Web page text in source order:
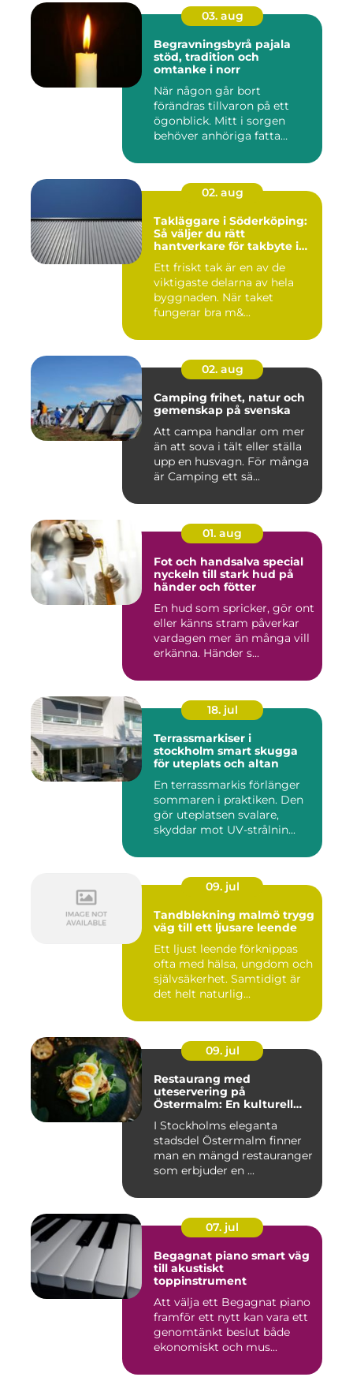
03. aug
Begravningsbyrå pajala
stöd, tradition och
omtanke i norr
När någon går bort
förändras tillvaron på ett
ögonblick. Mitt i sorgen
behöver anhöriga fatta
02. aug
Takläggare i Söderköping:
Så väljer du rätt
hantverkare för takbyte i
Ett friskt tak är en av de
viktigaste delarna av hela
byggnaden. När taket
fungerar bra m&...
02. aug
Camping frihet, natur och
gemenskap på svenska
Att campa handlar om mer
än att sova i tält eller ställa
upp en husvagn. För många
är Camping ett sä...
01. aug
Fot och handsalva special
nyckeln till stark hud på
händer och fötter
En hud som spricker, gör ont
eller känns stram påverkar
vardagen mer än många vill
erkänna. Händer s...
18. jul
Terrassmarkiser i
stockholm smart skugga
för uteplats och altan
En terrassmarkis förlänger
sommaren i praktiken. Den
gör uteplatsen svalare,
skyddar mot UV-strålnin...
09. jul
Tandblekning malmö trygg
väg till ett ljusare leende
Ett ljust leende förknippas
ofta med hälsa, ungdom och
självsäkerhet. Samtidigt är
det helt naturlig...
09. jul
Restaurang med
uteservering på
Östermalm: En kulturell
I Stockholms eleganta
stadsdel Östermalm finner
man en mängd restauranger
som erbjuder en ...
07. jul
Begagnat piano smart väg
till akustiskt
toppinstrument
Att välja ett Begagnat piano
framför ett nytt kan vara ett
genomtänkt beslut både
ekonomiskt och mus...